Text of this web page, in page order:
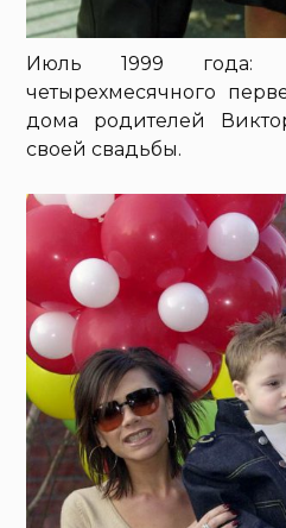
Июль 1999 года:
четырехмесячного
дома родителей
своей свадьбы.